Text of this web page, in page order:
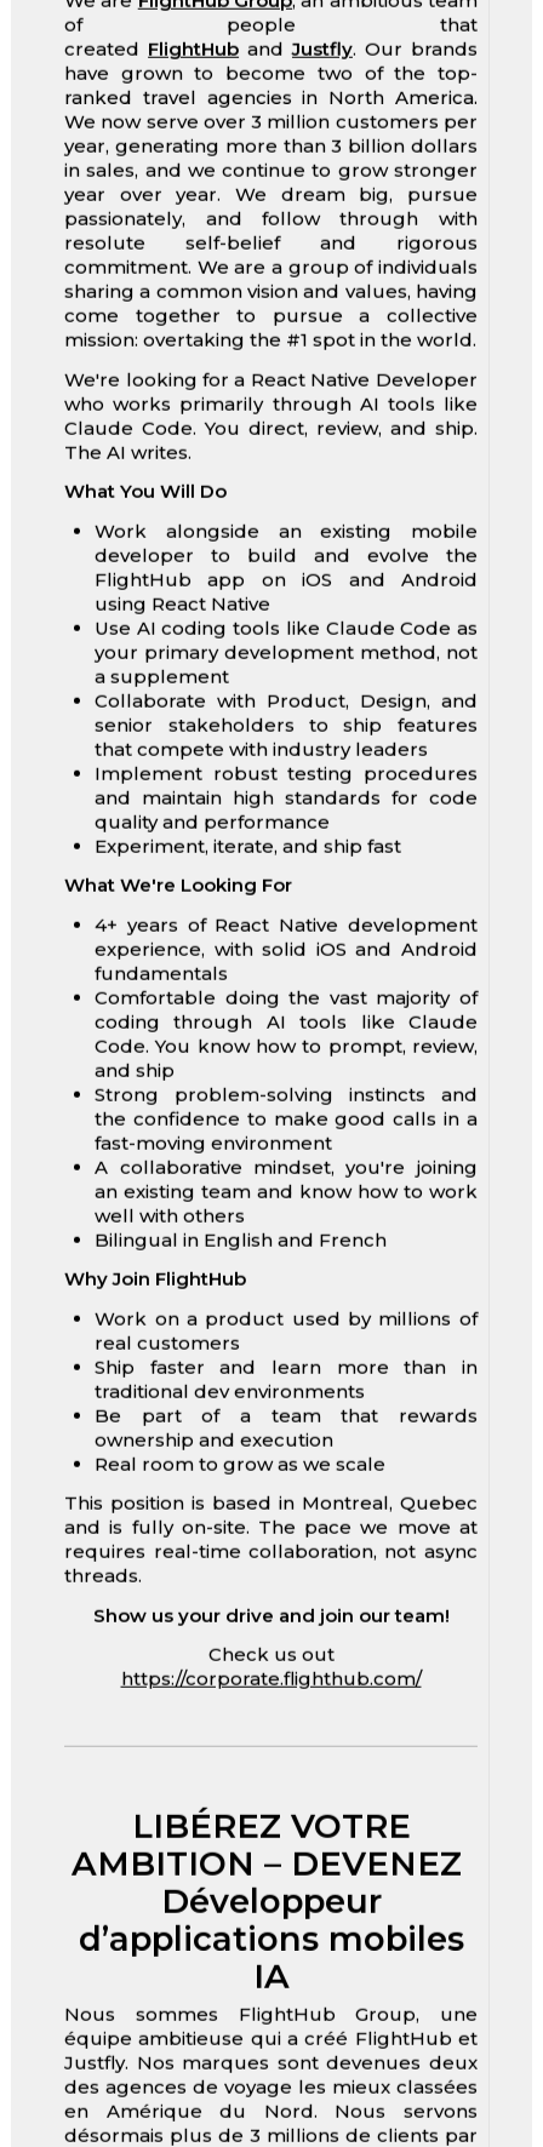
We areFlightHub Group, an ambitious team
of people that
createdFlightHub andJustfly. Our brands
have grown to become two of the top-
ranked travel agencies in North America.
We now serve over 3 million customers per
year, generating more than 3 billion dollars
in sales, and we continue to grow stronger
year over year. We dream big, pursue
passionately, and follow through with
resolute self-belief and rigorous
commitment. We are a group of individuals
sharing a common vision and values, having
come together to pursue a collective
mission: overtaking the #1 spot in the world.
We're looking for a React Native Developer
who works primarily through AI tools like
Claude Code. You direct, review, and ship.
The AI writes.
What You Will Do
Work alongside an existing mobile
developer to build and evolve the
FlightHub app on iOS and Android
using React Native
Use AI coding tools like Claude Code as
your primary development method, not
a supplement
Collaborate with Product, Design, and
senior stakeholders to ship features
that compete with industry leaders
Implement robust testing procedures
and maintain high standards for code
quality and performance
Experiment, iterate, and ship fast
What We're Looking For
4+ years of React Native development
experience, with solid iOS and Android
fundamentals
Comfortable doing the vast majority of
coding through AI tools like Claude
Code. You know how to prompt, review,
and ship
Strong problem-solving instincts and
the confidence to make good calls in a
fast-moving environment
A collaborative mindset, you're joining
an existing team and know how to work
well with others
Bilingual in English and French
Why Join FlightHub
Work on a product used by millions of
real customers
Ship faster and learn more than in
traditional dev environments
Be part of a team that rewards
ownership and execution
Real room to grow as we scale
This position is based in Montreal, Quebec
and is fully on-site. The pace we move at
requires real-time collaboration, not async
threads.
Show us your drive and join our team!
Check us out
https://corporate.flighthub.com/
LIBÉREZ VOTRE
AMBITION – DEVENEZ
Développeur
d’applications mobiles
IA
Nous sommes FlightHub Group, une
équipe ambitieuse qui a créé FlightHub et
Justfly. Nos marques sont devenues deux
des agences de voyage les mieux classées
en Amérique du Nord. Nous servons